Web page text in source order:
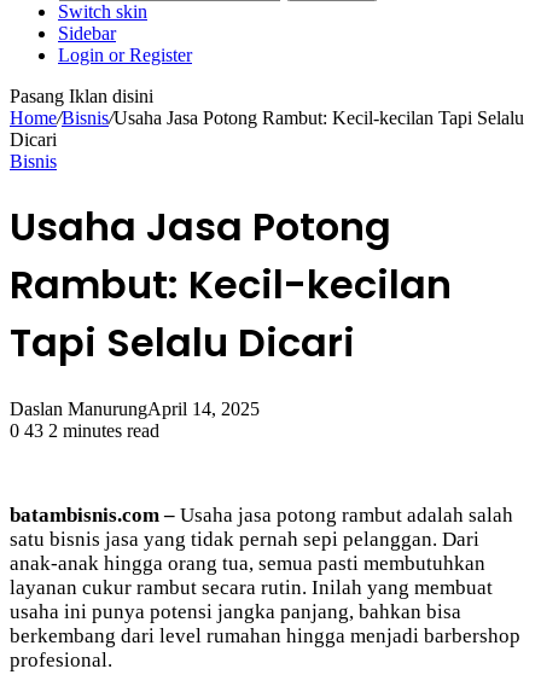
Switch skin
Sidebar
Login or Register
Pasang Iklan disini
Home/Bisnis/Usaha Jasa Potong Rambut: Kecil-kecilan Tapi Selalu
Dicari
Bisnis
Usaha Jasa Potong
Rambut: Kecil-kecilan
Tapi Selalu Dicari
Daslan ManurungApril 14, 2025
0 43 2 minutes read
batambisnis.com – Usaha jasa potong rambut adalah salah
satu bisnis jasa yang tidak pernah sepi pelanggan. Dari
anak-anak hingga orang tua, semua pasti membutuhkan
layanan cukur rambut secara rutin. Inilah yang membuat
usaha ini punya potensi jangka panjang, bahkan bisa
berkembang dari level rumahan hingga menjadi barbershop
profesional.